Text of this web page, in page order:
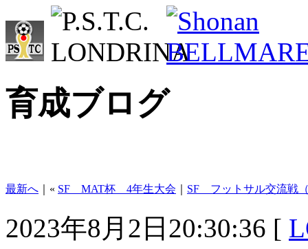
育成ブログ
最新へ ｜« SF MAT杯 4年生大会 SF フットサル交流戦
2023年8月2日20:30:36 [